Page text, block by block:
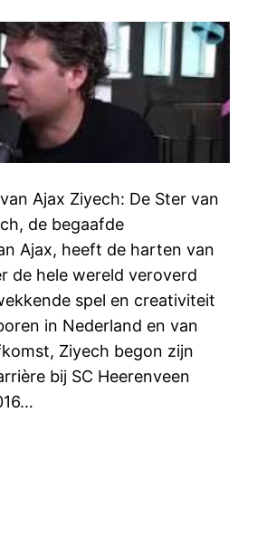
Ajax Ziyech: De Ster van
de begaafde
Ajax, heeft de harten van
de hele wereld veroverd
spel en creativiteit
in Nederland en van
Ziyech begon zijn
bij SC Heerenveen